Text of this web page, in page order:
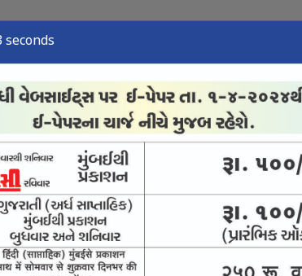
ન્યુઝ તંત્રી લેખ ઈ-પેપર
ઉમદા નિર્દેશ